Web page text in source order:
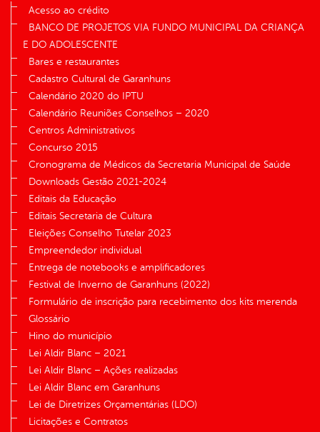
Acesso ao crédito
BANCO DE PROJETOS VIA FUNDO MUNICIPAL DA CRIANÇA
E DO ADOLESCENTE
Bares e restaurantes
Cadastro Cultural de Garanhuns
Calendário 2020 do IPTU
Calendário Reuniões Conselhos – 2020
Centros Administrativos
Concurso 2015
Cronograma de Médicos da Secretaria Municipal de Saúde
Downloads Gestão 2021-2024
Editais da Educação
Editais Secretaria de Cultura
Eleições Conselho Tutelar 2023
Empreendedor individual
Entrega de notebooks e amplificadores
Festival de Inverno de Garanhuns (2022)
Formulário de inscrição para recebimento dos kits merenda
Glossário
Hino do município
Lei Aldir Blanc – 2021
Lei Aldir Blanc – Ações realizadas
Lei Aldir Blanc em Garanhuns
Lei de Diretrizes Orçamentárias (LDO)
Licitações e Contratos